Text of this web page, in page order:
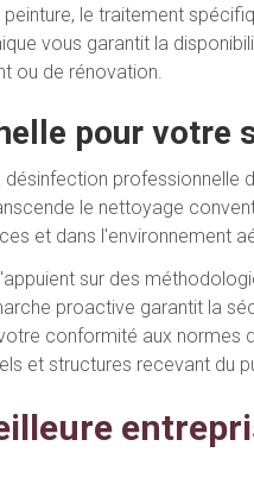
le traitement
vous garantit la
ou de rénovation.
pour votre
désinfection
le nettoyage
et dans l'environnement
sur des
proactive garantit la
conformité aux normes
et structures recevant du